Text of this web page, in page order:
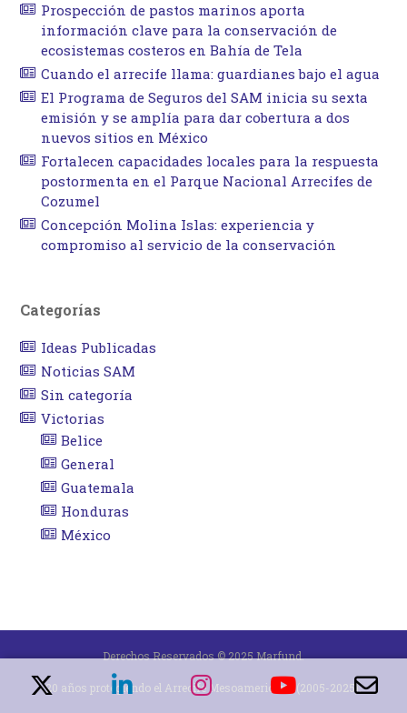
Prospección de pastos marinos aporta
información clave para la conservación de
ecosistemas costeros en Bahía de Tela
Cuando el arrecife llama: guardianes bajo el agua
El Programa de Seguros del SAM inicia su sexta
emisión y se amplía para dar cobertura a dos
nuevos sitios en México
Fortalecen capacidades locales para la respuesta
postormenta en el Parque Nacional Arrecifes de
Cozumel
Concepción Molina Islas: experiencia y
compromiso al servicio de la conservación
Categorías
Ideas Publicadas
Noticias SAM
Sin categoría
Victorias
Belice
General
Guatemala
Honduras
México
Derechos Reservados © 2025 Marfund.
20 años protegiendo el Arrecife Mesoamericano (2005-2025).